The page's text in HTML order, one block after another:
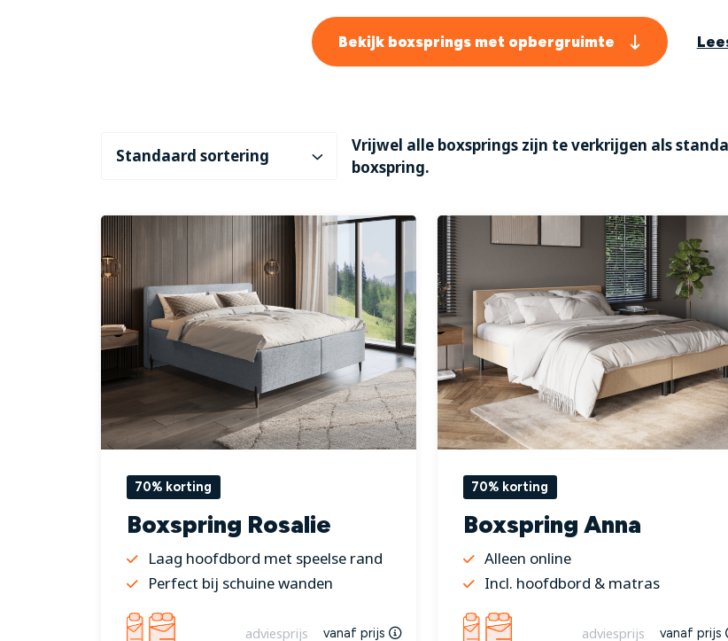
Bekijk boxsprings met opbergruimte
Vrijwel alle boxsprings zijn te verkrijgen als
boxspring.
70% korting
Boxspring Rosalie
Laag hoofdbord met speelse rand
Perfect bij schuine wanden
adviesprijs vanaf prijs
70% korting
Boxspring Anna
Alleen online
Incl. hoofdbord & matras
adviesprijs vanaf prijs